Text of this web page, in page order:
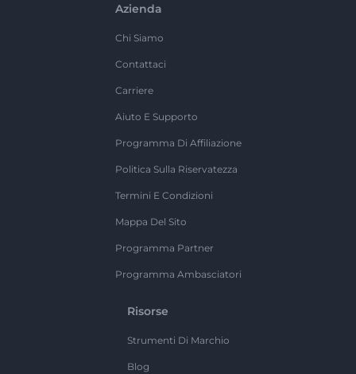
Azienda
Chi Siamo
Contattaci
Carriere
Aiuto E Supporto
Programma Di Affiliazione
Politica Sulla Riservatezza
Termini E Condizioni
Mappa Del Sito
Programma Partner
Programma Ambasciatori
Risorse
Strumenti Di Marchio
Blog